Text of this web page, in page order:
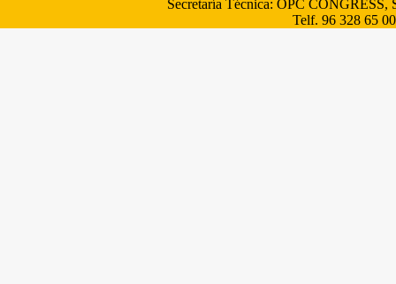
Secretaría Técnica: OPC
Telf. 96 328 65